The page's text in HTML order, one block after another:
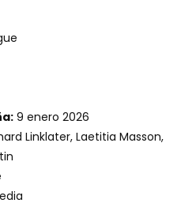
9 enero 2026
Linklater, Laetitia Masson,